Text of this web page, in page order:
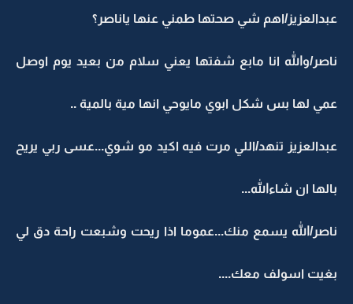
عبدالعزيز/اهم شي صحتها طمني عنها ياناصر؟
ناصر/والله انا مابع شفتها يعني سلام من بعيد يوم اوصل
عمي لها بس شكل ابوي مايوحي انها مية بالمية ..
عبدالعزيز تنهد/اللي مرت فيه اكيد مو شوي...عسى ربي يريح
بالها ان شاءالله...
ناصر/الله يسمع منك...عموما اذا ريحت وشبعت راحة دق لي
بغيت اسولف معك....